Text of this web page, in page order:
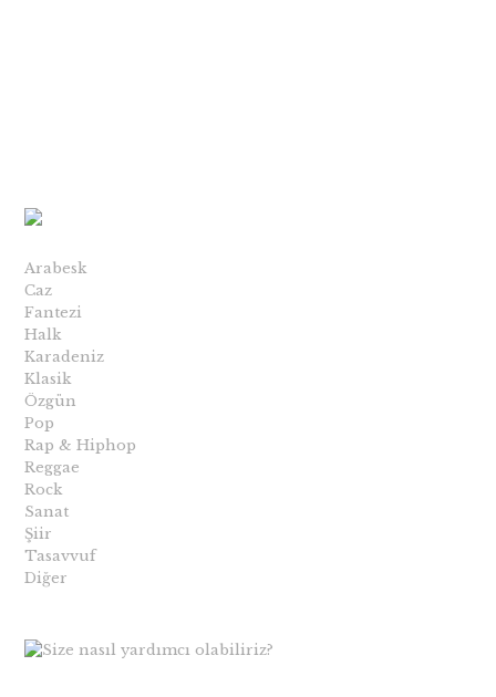
Arabesk
Caz
Fantezi
Halk
Karadeniz
Klasik
Özgün
Pop
Rap & Hiphop
Reggae
Rock
Sanat
Şiir
Tasavvuf
Diğer